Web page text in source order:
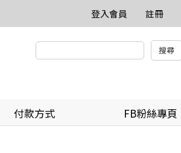
登入會員 註冊
付款方式 FB粉絲專頁